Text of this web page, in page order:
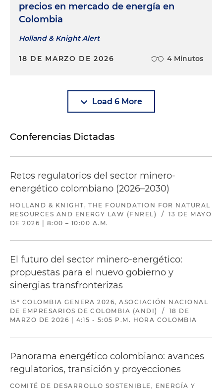
precios en mercado de energía en
Colombia
Holland & Knight Alert
18 DE MARZO DE 2026 4 Minutos
Load 6 More
Conferencias Dictadas
Retos regulatorios del sector minero-
energético colombiano (2026–2030)
HOLLAND & KNIGHT, THE FOUNDATION FOR NATURAL
RESOURCES AND ENERGY LAW (FNREL)
/
13 DE MAYO
DE 2026 | 8:00 – 10:00 A.M.
El futuro del sector minero-energético:
propuestas para el nuevo gobierno y
sinergias transfronterizas
15° COLOMBIA GENERA 2026, ASOCIACIÓN NACIONAL
DE EMPRESARIOS DE COLOMBIA (ANDI)
/
18 DE
MARZO DE 2026 | 4:15 - 5:05 P.M. HORA COLOMBIA
Panorama energético colombiano: avances
regulatorios, transición y proyecciones
COMITÉ DE DESARROLLO SOSTENIBLE, ENERGÍA Y